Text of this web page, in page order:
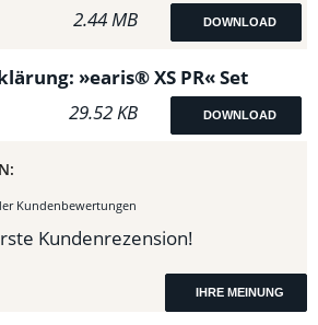
DOWNLOAD
2.44 MB
»earis® XS PR« Set
DOWNLOAD
29.52 KB
Kundenbewertungen
Kundenrezension!
IHRE MEINUNG